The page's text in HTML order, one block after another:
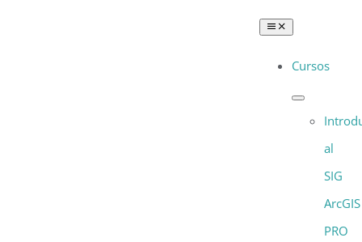
Toggle
Navigation
Cursos
al
SIG
ArcGIS
PRO